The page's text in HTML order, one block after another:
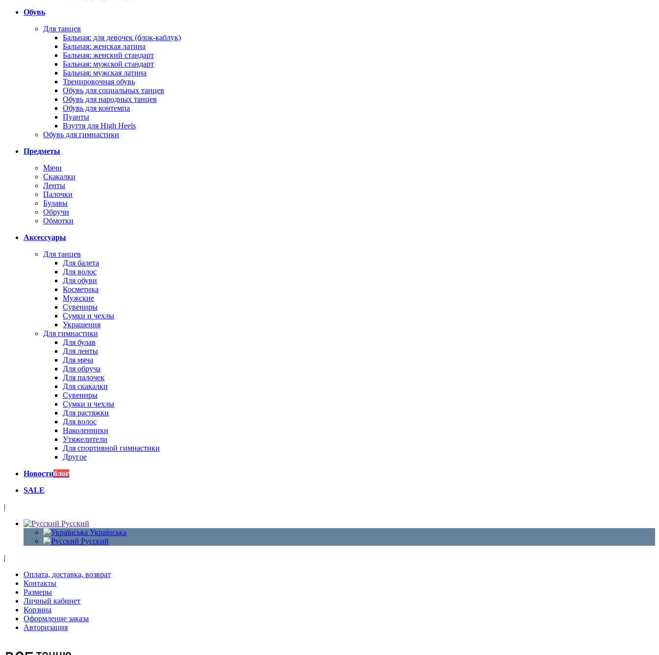
Обувь
Для танцев
Бальная: для девочек (блок-каблук)
Бальная: женская латина
Бальная: женский стандарт
Бальная: мужской стандарт
Бальная: мужская латина
Тренировочная обувь
Обувь для социальных танцев
Обувь для народных танцев
Обувь для контемпа
Пуанты
Взуття для High Heels
Обувь для гимнастики
Предметы
Мячи
Скакалки
Ленты
Палочки
Булавы
Обручи
Обмотки
Аксессуары
Для танцев
Для балета
Для волос
Для обуви
Косметика
Мужские
Сувениры
Сумки и чехлы
Украшения
Для гимнастики
Для булав
Для ленты
Для мяча
Для обруча
Для палочек
Для скакалки
Сувениры
Сумки и чехлы
Для растяжки
Для волос
Наколенники
Утяжелители
Для спортивной гимнастики
Другое
Новостиблог
SALE
|
Русский
Українська
Русский
|
Оплата, доставка, возврат
Контакты
Размеры
Личный кабинет
Корзина
Оформление заказа
Авторизация